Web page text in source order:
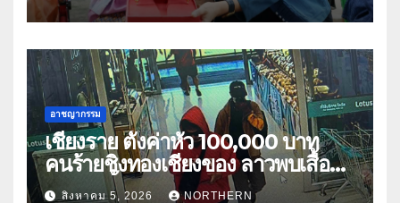
อาชญากรรม
เชียงราย ตั้งค่าหัว 100,000 บาท
คนร้ายชิงทองเชียงของ ลาวพบเสื้อผ้า
คนร้ายตั้งจุดตรวจตามเส้นทาง
สิงหาคม 5, 2026 NORTHERN